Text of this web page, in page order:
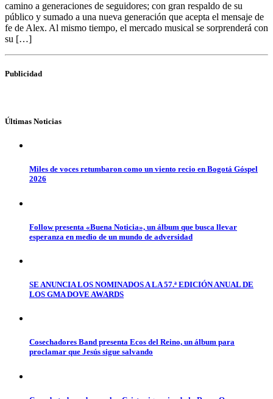
camino a generaciones de seguidores; con gran respaldo de su
público y sumado a una nueva generación que acepta el mensaje de
fe de Alex. Al mismo tiempo, el mercado musical se sorprenderá con
su […]
Publicidad
Últimas Noticias
Miles de voces retumbaron como un viento recio en Bogotá Góspel
2026
Follow presenta «Buena Noticia», un álbum que busca llevar
esperanza en medio de un mundo de adversidad
SE ANUNCIA LOS NOMINADOS A LA 57.ª EDICIÓN ANUAL DE
LOS GMA DOVE AWARDS
Cosechadores Band presenta Ecos del Reino, un álbum para
proclamar que Jesús sigue salvando